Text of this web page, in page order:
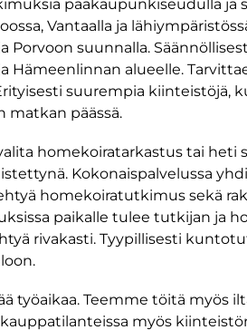
pääkaupunkiseudulla ja
Vantaalla ja
Porvoon suunnalla.
Hämeenlinnan alueelle.
suurempia kiinteistöjä,
päässä.
homekoiratarkastus tai heti
Kokonaispalvelussa
homekoiratutkimus sekä
paikalle tulee tutkijan ja
rivakasti. Tyypillisesti
työaikaa. Teemme töitä myös
myös